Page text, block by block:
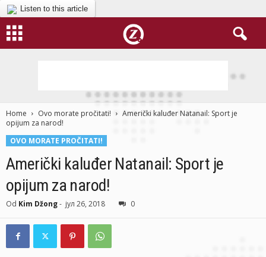
Listen to this article
Home Ovo morate pročitati!
Američki kaluđer Natanail: Sport je
opijum za narod!
OVO MORATE PROČITATI!
Američki kaluđer Natanail: Sport je
opijum za narod!
Od Kim Džong- јул 26, 2018 0